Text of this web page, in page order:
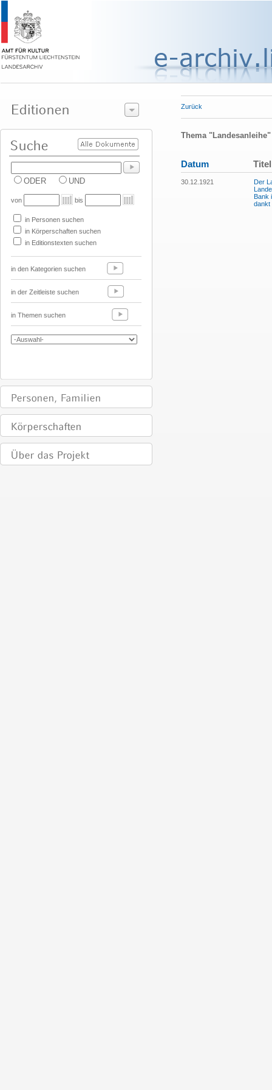
ODER UND
von bis
in Personen suchen
in Körperschaften suchen
in Editionstexten suchen
in den Kategorien suchen
in der Zeitleiste suchen
in Themen suchen
Zurück
Thema "Landesanleihe"
Datum Titel
30.12.1921
Der
Bank
dankt